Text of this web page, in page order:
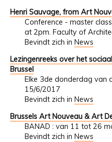
Henri Sauvage, from Art
Conference - master
at 2pm. Faculty of
Bevindt zich in News
Lezingenreeks over het
Brussel
Elke 3de donderdag
15/6/2017
Bevindt zich in News
Brussels Art Nouveau & Art
BANAD : van 11 tot 26
Bevindt zich in News